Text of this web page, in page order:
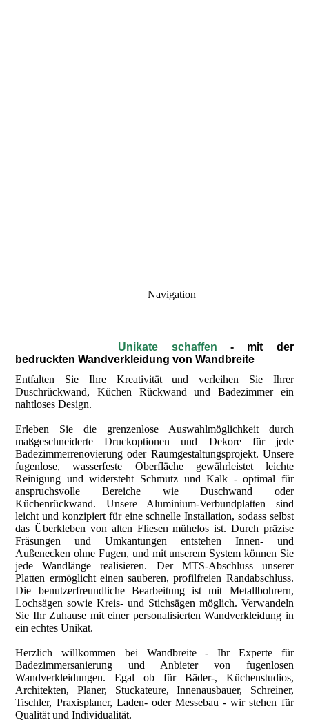
Navigation
Unikate schaffen-
mit der
bedruckten Wandverkleidung von Wandbreite
Entfalten Sie Ihre Kreativität und verleihen Sie Ihrer
Duschrückwand, Küchen Rückwand und Badezimmer ein
nahtloses Design.
Erleben Sie die grenzenlose Auswahlmöglichkeit durch
maßgeschneiderte Druckoptionen und Dekore für jede
Badezimmerrenovierung oder Raumgestaltungsprojekt. Unsere
fugenlose, wasserfeste Oberfläche gewährleistet leichte
Reinigung und widersteht Schmutz und Kalk - optimal für
anspruchsvolle Bereiche wie Duschwand oder
Küchenrückwand. Unsere Aluminium-Verbundplatten sind
leicht und konzipiert für eine schnelle Installation, sodass selbst
das Überkleben von alten Fliesen mühelos ist. Durch präzise
Fräsungen und Umkantungen entstehen Innen- und
Außenecken ohne Fugen, und mit unserem System können Sie
jede Wandlänge realisieren. Der MTS-Abschluss unserer
Platten ermöglicht einen sauberen, profilfreien Randabschluss.
Die benutzerfreundliche Bearbeitung ist mit Metallbohrern,
Lochsägen sowie Kreis- und Stichsägen möglich. Verwandeln
Sie Ihr Zuhause mit einer personalisierten Wandverkleidung in
ein echtes Unikat.
Herzlich willkommen bei Wandbreite - Ihr Experte für
Badezimmersanierung und Anbieter von fugenlosen
Wandverkleidungen. Egal ob für Bäder-, Küchenstudios,
Architekten, Planer, Stuckateure, Innenausbauer, Schreiner,
Tischler, Praxisplaner, Laden- oder Messebau - wir stehen für
Qualität und Individualität.